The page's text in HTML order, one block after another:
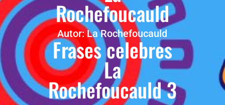
Rochefoucauld
Autor: La Rochefoucauld
Frases celebres
La
Rochefoucauld 3